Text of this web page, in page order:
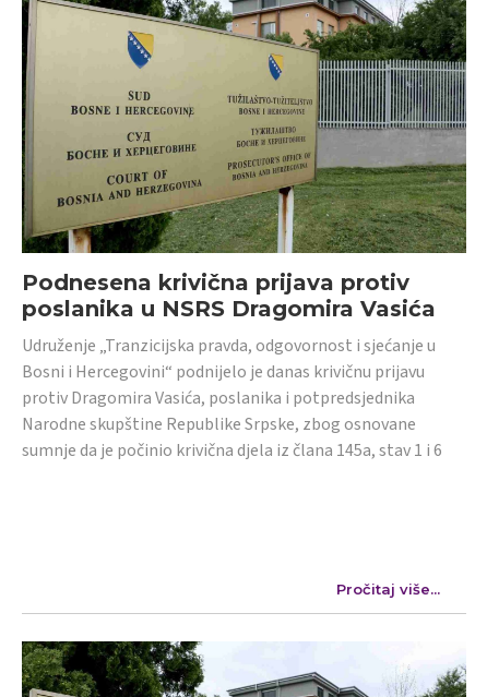
Podnesena krivična prijava protiv
poslanika u NSRS Dragomira Vasića
Udruženje „Tranzicijska pravda, odgovornost i sjećanje u
Bosni i Hercegovini“ podnijelo je danas krivičnu prijavu
protiv Dragomira Vasića, poslanika i potpredsjednika
Narodne skupštine Republike Srpske, zbog osnovane
sumnje da je počinio krivična djela iz člana 145a, stav 1 i 6
Pročitaj više...